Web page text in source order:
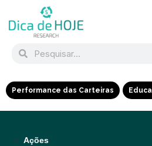
Performance das Carteiras
Ações